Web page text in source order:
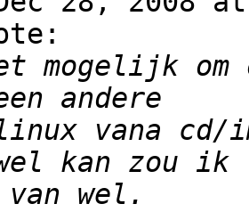
mogelijk om
linux vana